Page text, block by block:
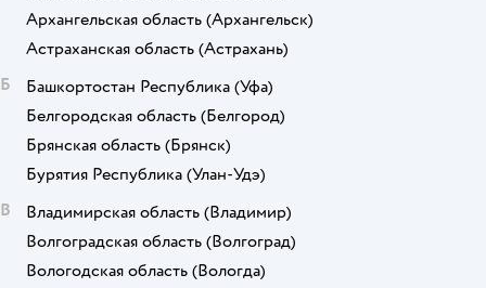
Архангельская область (Архангельск)
Астраханская область (Астрахань)
Б
Башкортостан Республика (Уфа)
Белгородская область (Белгород)
Брянская область (Брянск)
Бурятия Республика (Улан-Удэ)
В
Владимирская область (Владимир)
Волгоградская область (Волгоград)
Вологодская область (Вологда)